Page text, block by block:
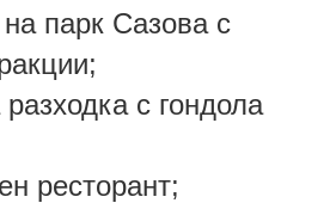
парк Сазова с
с гондола
ресторант;